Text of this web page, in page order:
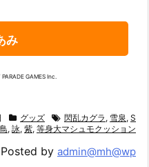
み
GAMES Inc.
グッズ 閃乱カグラ , 雪泉, S
, 詠, 紫, 等身大マシュモクッション
Posted by admin@mh@wp